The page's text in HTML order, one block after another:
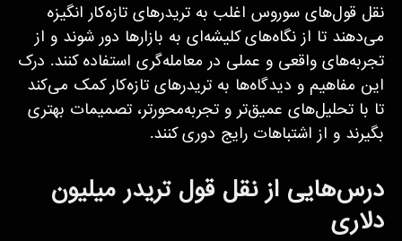
نقل قول‌های سوروس اغلب به تریدرهای تازه‌کار انگیزه
می‌دهند تا از نگاه‌های کلیشه‌ای به بازارها دور شوند و از
تجربه‌های واقعی و عملی در معامله‌گری استفاده کنند. درک
این مفاهیم و دیدگاه‌ها به تریدرهای تازه‌کار کمک می‌کند
تا با تحلیل‌های عمیق‌تر و تجربه‌محورتر، تصمیمات بهتری
بگیرند و از اشتباهات رایج دوری کنند.
درس‌هایی از نقل قول تریدر میلیون
دلاری